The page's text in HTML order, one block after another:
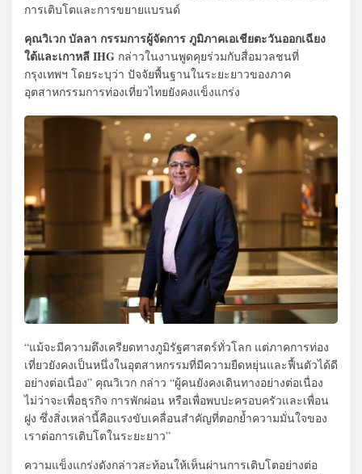
การเติบโตและการขยายแบรนด์
คุณวิเวก บัลลา กรรมการผู้จัดการ ภูมิภาคเอเชียตะวันออกเฉียง
ใต้และเกาหลี IHG กล่าวในงานพูดคุยร่วมกับสื่อมวลชนที่
กรุงเทพฯ โดยระบุว่า ปัจจัยพื้นฐานในระยะยาวของภาค
อุตสาหกรรมการท่องเที่ยวไทยยังคงแข็งแกร่ง
“แม้จะมีความตึงเครียดทางภูมิรัฐศาสตร์ทั่วโลก แต่ภาคการท่อง
เที่ยวยังคงเป็นหนึ่งในอุตสาหกรรมที่มีความยืดหยุ่นและฟื้นตัวได้ดี
อย่างต่อเนื่อง” คุณวิเวก กล่าว “ผู้คนยังคงเดินทางอย่างต่อเนื่อง
ไม่ว่าจะเพื่อธุรกิจ การพักผ่อน หรือเพื่อพบปะครอบครัวและเพื่อน
ฝูง ซึ่งสิ่งเหล่านี้คือแรงขับเคลื่อนสำคัญที่ตอกย้ำความมั่นใจของ
เราต่อการเติบโตในระยะยาว”
ความแข็งแกร่งดังกล่าวสะท้อนให้เห็นผ่านการเติบโตอย่างต่อ